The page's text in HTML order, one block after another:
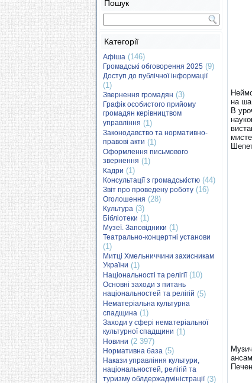
Пошук
Категорії
Афіша (146)
Громадські обговорення 2025 (9)
Доступ до публічної інформації
(1)
Звернення громадян (3)
Графік особистого прийому
громадян керівництвом
управління (1)
Законодавство та нормативно-
правові акти (1)
Оформлення письмового
звернення (1)
Кадри (1)
Консультації з громадськістю (44)
Звіт про проведену роботу (16)
Оголошення (28)
Культура (3)
Бібліотеки (1)
Музеї. Заповідники (1)
Театрально-концертні установи
(1)
Митці Хмельниччини захисникам
України (1)
Національності та релігії(10)
Основні заходи з питань
національностей та релігій (5)
Нематеріальна культурна
спадщина (1)
Заходи у сфері нематеріальної
культурної спадщини (1)
Новини (2 397)
Нормативна база (5)
Накази управління культури,
національностей, релігій та
туризму облдержадміністрації(3)
на
В